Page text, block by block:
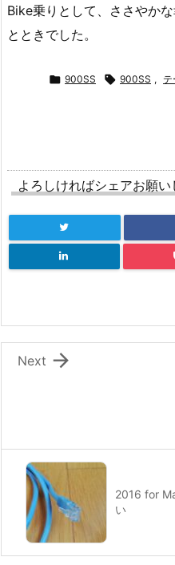
Bike乗りとして、ささやか
とときでした。
 900SS  900SS , テ
よろしければシェアお願い

Next
2016 for
い